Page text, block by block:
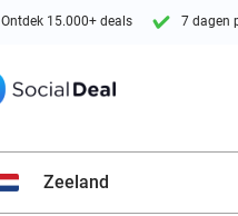
Ontdek 15.000+ deals 7 dagen
Zeeland